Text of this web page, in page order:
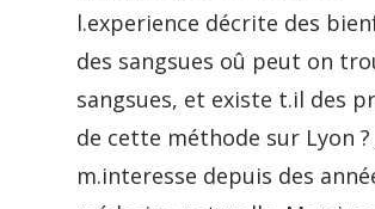
l.experience décrite des
des sangsues oû peut on
sangsues, et existe t.il des
de cette méthode sur Lyon ?
m.interesse depuis des